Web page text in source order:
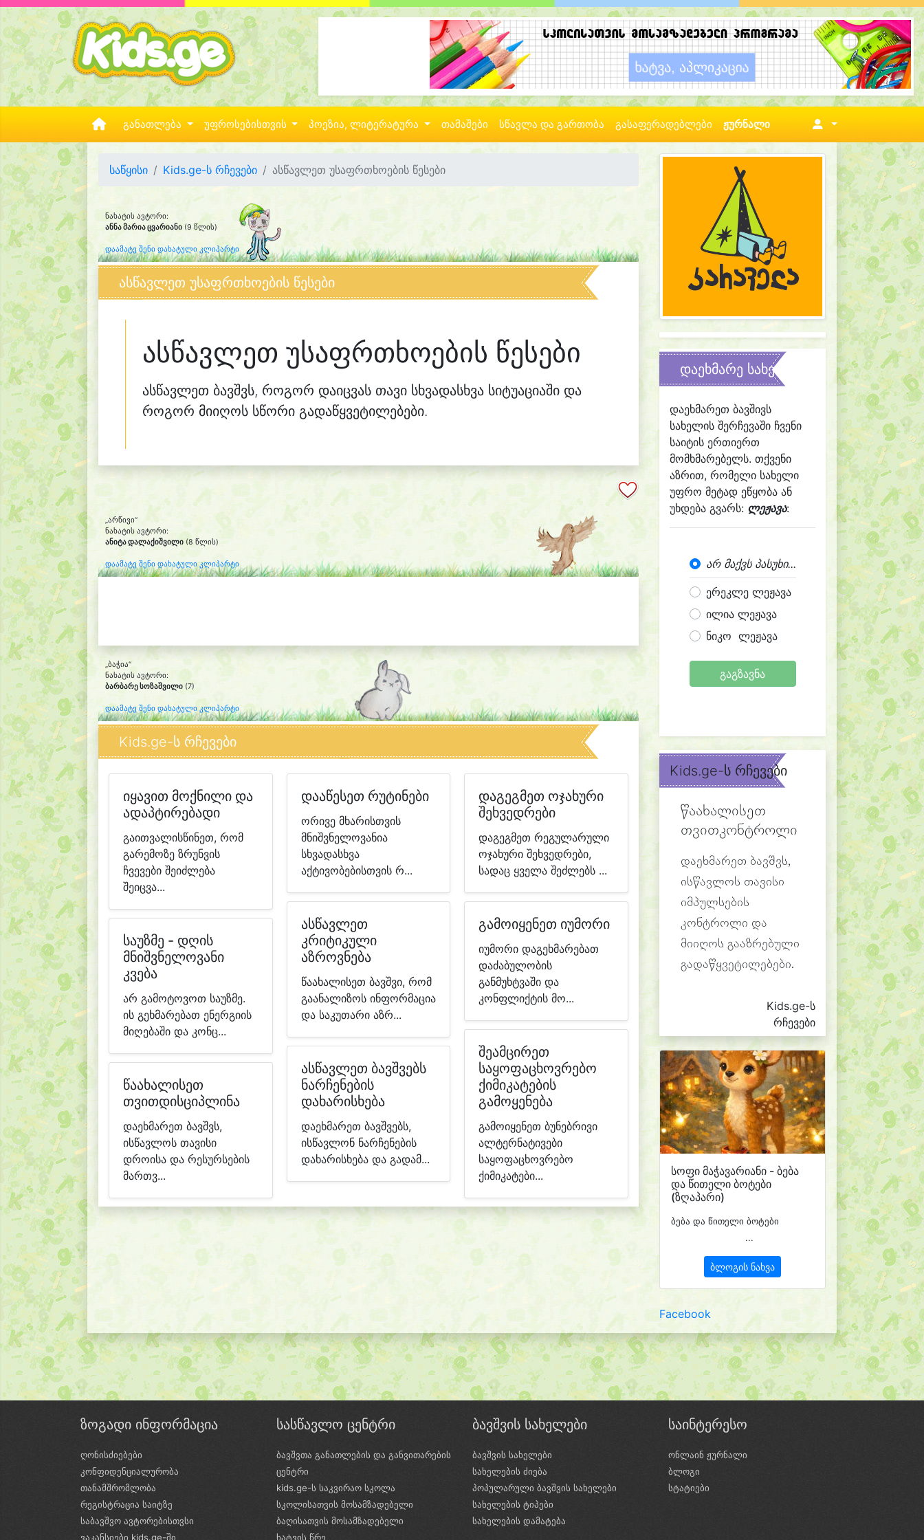
განათლება უფროსებისთვის პოეზია, ლიტერატურა თამაშები სწავლა და გართობა გასაფერადებლები ჟურნალი
საწყისი Kids.ge-ს რჩევები ასწავლეთ უსაფრთხოების წესები
ნახატის ავტორი:
ანნა მარია ცვარიანი (9 წლის)
დაამატე შენი დახატული კლიპარტი
ასწავლეთ უსაფრთხოების წესები
ასწავლეთ უსაფრთხოების წესები
ასწავლეთ ბავშვს, როგორ დაიცვას თავი სხვადასხვა სიტუაციაში და
როგორ მიიღოს სწორი გადაწყვეტილებები.
„არწივი“
ნახატის ავტორი:
ანიტა დალაქიშვილი (8 წლის)
დაამატე შენი დახატული კლიპარტი
„ბაჭია“
ნახატის ავტორი:
ბარბარე სოზაშვილი (7)
დაამატე შენი დახატული კლიპარტი
Kids.ge-ს რჩევები
იყავით მოქნილი და
ადაპტირებადი
გაითვალისწინეთ, რომ
გარემოზე ზრუნვის
ჩვევები შეიძლება
შეიცვა...
საუზმე - დღის
მნიშვნელოვანი
კვება
არ გამოტოვოთ საუზმე.
ის გეხმარებათ ენერგიის
მიღებაში და კონც...
წაახალისეთ
თვითდისციპლინა
დაეხმარეთ ბავშვს,
ისწავლოს თავისი
დროისა და რესურსების
მართვ...
დააწესეთ რუტინები
ორივე მხარისთვის
მნიშვნელოვანია
სხვადასხვა
აქტივობებისთვის რ...
ასწავლეთ
კრიტიკული
აზროვნება
წაახალისეთ ბავშვი, რომ
გაანალიზოს ინფორმაცია
და საკუთარი აზრ...
ასწავლეთ ბავშვებს
ნარჩენების
დახარისხება
დაეხმარეთ ბავშვებს,
ისწავლონ ნარჩენების
დახარისხება და გადამ...
დაგეგმეთ ოჯახური
შეხვედრები
დაგეგმეთ რეგულარული
ოჯახური შეხვედრები,
სადაც ყველა შეძლებს ...
გამოიყენეთ იუმორი
იუმორი დაგეხმარებათ
დაძაბულობის
განმუხტვაში და
კონფლიქტის მო...
შეამცირეთ
საყოფაცხოვრებო
ქიმიკატების
გამოყენება
გამოიყენეთ ბუნებრივი
ალტერნატივები
საყოფაცხოვრებო
ქიმიკატები...
დაეხმარე სახელის შერჩევაში
დაეხმარეთ ბავშივს
სახელის შერჩევაში ჩვენი
საიტის ერთიერთ
მომხმარებელს. თქვენი
აზრით, რომელი სახელი
უფრო მეტად ეწყობა ან
უხდება გვარს: ლეჟავა:
არ მაქვს პასუხი...
ერეკლე ლეჟავა
ილია ლეჟავა
ნიკო ლეჟავა
გაგზავნა
Kids.ge-ს რჩევები
წაახალისეთ
თვითკონტროლი
დაეხმარეთ ბავშვს,
ისწავლოს თავისი
იმპულსების
კონტროლი და
მიიღოს გააზრებული
გადაწყვეტილებები.
Kids.ge-ს
რჩევები
სოფი მაჭავარიანი - ბება
და წითელი ბოტები
(ზღაპარი)
ბება და წითელი ბოტები
...
ბლოგის ნახვა
Facebook
ზოგადი ინფორმაცია
ღონისძიებები
კონფიდენციალურობა
თანამშრომლობა
რეგისტრაცია საიტზე
საბავშვო ავტორებისთვსი
ვაკანსიები kids.ge-ში
სასწავლო ცენტრი
ბავშვთა განათლების და განვითარების
ცენტრი
kids.ge-ს საკვირაო სკოლა
სკოლისათვის მოსამზადებელი
ბაღისათვის მოსამზადებელი
ხატვის წრე
ბავშვის სახელები
ბავშვის სახელები
სახელების ძიება
პოპულარული ბავშვის სახელები
სახელების ტიპები
სახელების დამატება
საინტერესო
ონლაინ ჟურნალი
ბლოგი
სტატიები